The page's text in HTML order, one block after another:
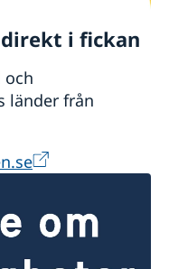
i fickan
och
länder från